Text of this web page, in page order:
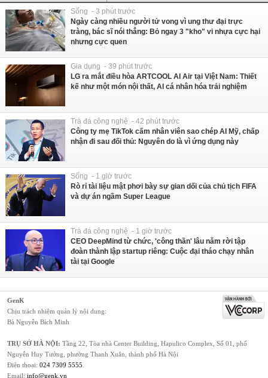
Sống - 3 phút trước
Ngày càng nhiều người tử vong vì ung thư đại trực
tràng, bác sĩ nói thẳng: Bỏ ngay 3 "kho" vi nhựa cực hại
nhưng cực quen
Gia dụng - 39 phút trước
LG ra mắt điều hòa ARTCOOL AI Air tại Việt Nam: Thiết
kế như một món nội thất, AI cá nhân hóa trải nghiệm
Trà đá công nghệ - 42 phút trước
Công ty mẹ TikTok cấm nhân viên sao chép AI Mỹ, chấp
nhận đi sau đối thủ: Nguyên do là vì ứng dụng này
Sống - 1 giờ trước
Rò rỉ tài liệu mật phơi bày sự gian dối của chủ tịch FIFA
và dự án ngầm Super League
Trà đá công nghệ - 1 giờ trước
CEO DeepMind từ chức, 'công thần' lâu năm rời tập
đoàn thành lập startup riêng: Cuộc đại tháo chạy nhân
tài tại Google
GenK
Chịu trách nhiệm quản lý nội dung:
Bà Nguyễn Bích Minh
TRỤ SỞ HÀ NỘI: Tầng 22, Tòa nhà Center Building, Hapulico Complex, Số 01, phố
Nguyễn Huy Tưởng, phường Thanh Xuân, thành phố Hà Nội
Điện thoại: 024 7309 5555
Email: info@genk.vn